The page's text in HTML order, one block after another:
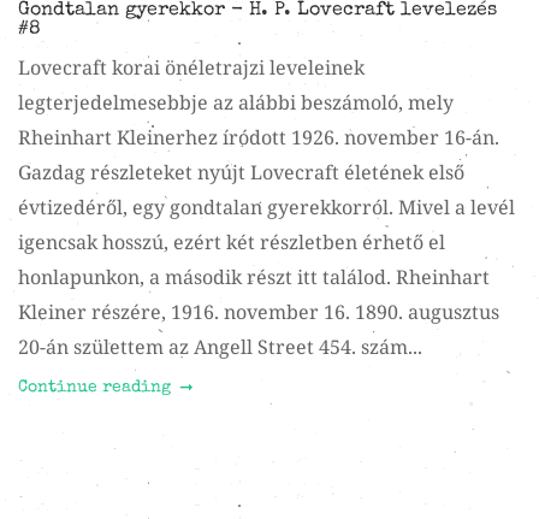
Gondtalan gyerekkor - H. P. Lovecraft levelezés
#8
Lovecraft korai önéletrajzi leveleinek
legterjedelmesebbje az alábbi beszámoló, mely
Rheinhart Kleinerhez íródott 1926. november 16-án.
Gazdag részleteket nyújt Lovecraft életének első
évtizedéről, egy gondtalan gyerekkorról. Mivel a levél
igencsak hosszú, ezért két részletben érhető el
honlapunkon, a második részt itt találod. Rheinhart
Kleiner részére, 1916. november 16. 1890. augusztus
20-án születtem az Angell Street 454. szám...
Continue reading